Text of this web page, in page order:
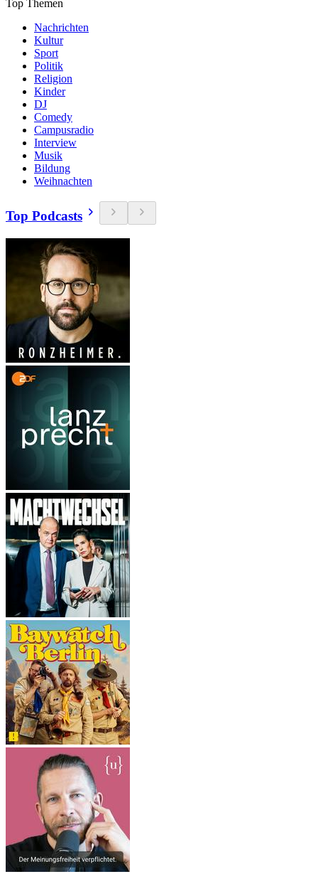
Top Themen
Nachrichten
Kultur
Sport
Politik
Religion
Kinder
DJ
Comedy
Campusradio
Interview
Musik
Bildung
Weihnachten
Top Podcasts